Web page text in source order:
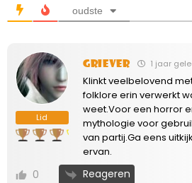
oudste
Lid
Griever 1 jaar
Klinkt veelbelovend
folklore erin verwerkt
weet.Voor een horror
mythologie voor
van partij.Ga eens
ervan.
0 Reageren